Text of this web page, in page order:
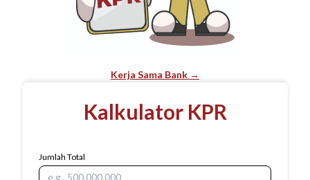
Kerja Sama Bank →
Kalkulator KPR
Jumlah Total